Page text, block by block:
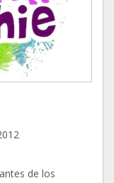
de los